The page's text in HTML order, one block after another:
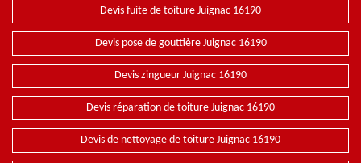
Devis fuite de toiture Juignac 16190
Devis pose de gouttière Juignac 16190
Devis zingueur Juignac 16190
Devis réparation de toiture Juignac 16190
Devis de nettoyage de toiture Juignac 16190